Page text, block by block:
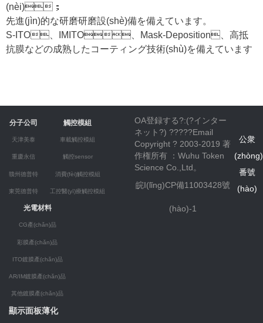
(nèi)；
先進(jìn)的な研磨研磨設(shè)備を備えています。
S-ITO、IMITO、Mask-Deposition、高抵
抗膜などの成熟したコーティング技術(shù)を備えています
分子公司
天津美泰
重慶永信
贛州德普特
東莞德普特
觸控模組
車載觸控模組
觸控sensor
消費(fèi)觸控模組
工控醫(yī)療觸控模組
光電材料
CG產(chǎn)品
彩膜產(chǎn)品
ITO鍍膜產(chǎn)品
AR/IM鍍膜產(chǎn)品
其他鍍膜產(chǎn)品
顯示面板薄化
OA登録する?:(?インター
ネット?) ?????Email
Copyright ? 2003-2019 著
作権所有 ：Wuhu Token
Science Co.,Ltd。
皖I(lǐng)CP備11003428號
(hào)-1
公衆
(zhòng)
番號
(hào)